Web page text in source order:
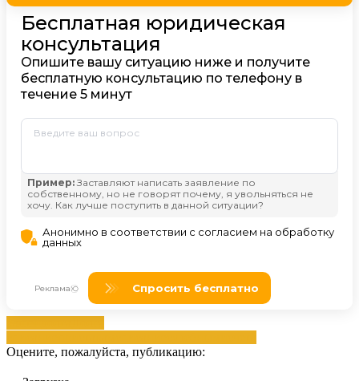
Оцените, пожалуйста, публикацию: